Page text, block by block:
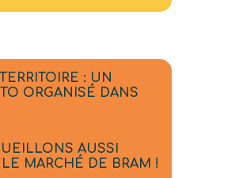
: UN
ORGANISÉ DANS
AUSSI
MARCHÉ DE BRAM !